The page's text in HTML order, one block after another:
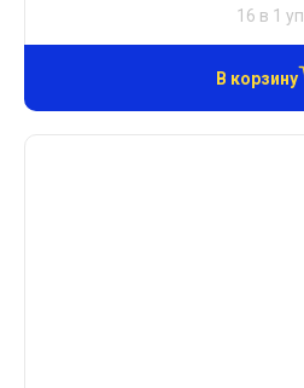
16 в 1 уп
В корзину